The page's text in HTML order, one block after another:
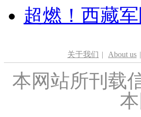
超燃！西藏
关于我们 | About us |
本网站所刊载